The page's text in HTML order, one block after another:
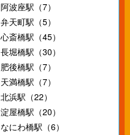
阿波座駅（7）
弁天町駅（5）
心斎橋駅（45）
長堀橋駅（30）
肥後橋駅（7）
天満橋駅（7）
北浜駅（22）
淀屋橋駅（20）
なにわ橋駅（6）